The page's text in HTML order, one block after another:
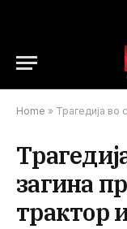
Home » Трагедија во
загина
трактор